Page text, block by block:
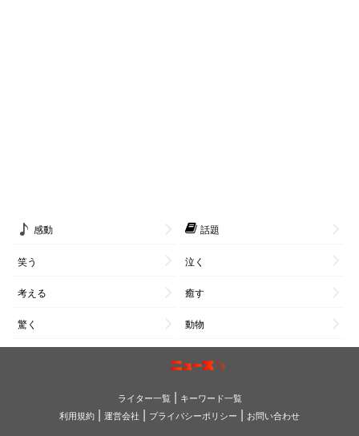
感動 話題
笑う 泣く
考える 癒す
驚く 動物
ライター一覧| キーワード一覧
利用規約 | 運営会社 | プライバシーポリシー | お問い合わせ